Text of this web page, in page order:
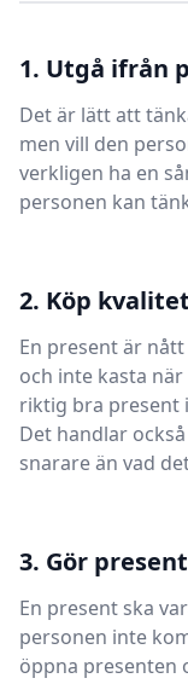
1. Utgå ifrån
Det är lätt att
men vill den
verkligen ha en
personen kan
2. Köp kvalitet
En present är
och inte kasta
riktig bra present
Det handlar
snarare än vad
3. Gör
En present ska
personen inte
öppna presenten